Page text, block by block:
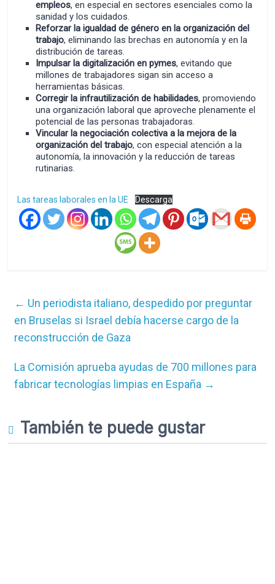
empleos, en especial en sectores esenciales como la
sanidad y los cuidados.
Reforzar la igualdad de género en la organización del
trabajo, eliminando las brechas en autonomía y en la
distribución de tareas.
Impulsar la digitalización en pymes, evitando que
millones de trabajadores sigan sin acceso a
herramientas básicas.
Corregir la infrautilización de habilidades, promoviendo
una organización laboral que aproveche plenamente el
potencial de las personas trabajadoras.
Vincular la negociación colectiva a la mejora de la
organización del trabajo, con especial atención a la
autonomía, la innovación y la reducción de tareas
rutinarias.
Las tareas laborales en la UE Descarga
← Un periodista italiano, despedido por preguntar
en Bruselas si Israel debía hacerse cargo de la
reconstrucción de Gaza
La Comisión aprueba ayudas de 700 millones para
fabricar tecnologías limpias en España →
También te puede gustar